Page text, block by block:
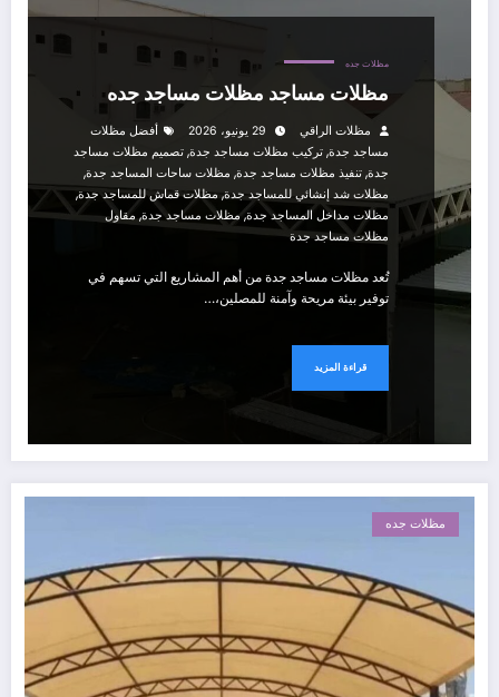
مظلات جده
مظلات مساجد مظلات مساجد جده
مظلات الراقي 29 يونيو، 2026
أفضل مظلات
مساجد جدة, تركيب مظلات مساجد جدة, تصميم مظلات مساجد
جدة, تنفيذ مظلات مساجد جدة, مظلات ساحات المساجد جدة,
مظلات شد إنشائي للمساجد جدة, مظلات قماش للمساجد جدة,
مظلات مداخل المساجد جدة,مظلات مساجد جدة, مقاول
مظلات مساجد جدة
تُعد مظلات مساجد جدة من أهم المشاريع التي تسهم في
توفير بيئة مريحة وآمنة للمصلين،…
قراءة المزيد
مظلات جده